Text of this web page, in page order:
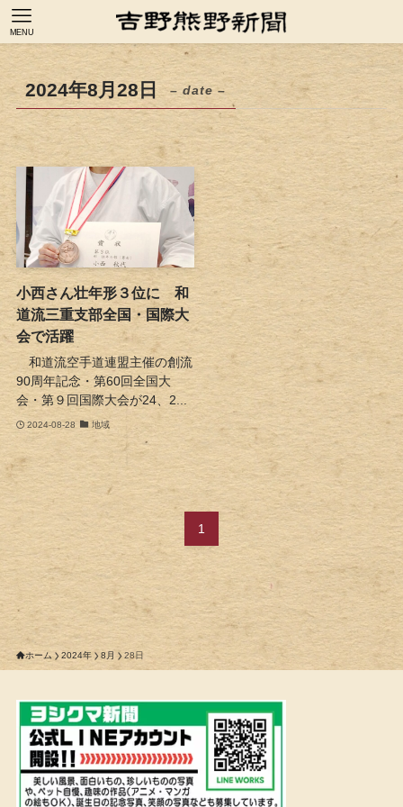
MENU
2024年8月28日 – date –
小西さん壮年形３位に 和
道流三重支部全国・国際大
会で活躍
和道流空手道連盟主催の創流
90周年記念・第60回全国大
会・第９回国際大会が24、2...
2024-08-28 地域
1
ホーム 2024年 8月 28日